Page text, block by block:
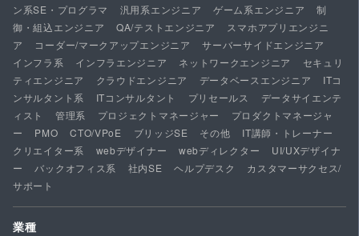
ン系SE・プログラマ
汎用系エンジニア ゲーム系エンジニア
制
御・組込エンジニア
QA/テストエンジニア
スマホアプリエンジニ
ア
コーダー/マークアップエンジニア
サーバーサイドエンジニア
インフラ系
インフラエンジニア ネットワークエンジニア
セキュリ
ティエンジニア
クラウドエンジニア データベースエンジニア
ITコ
ンサルタント系
ITコンサルタント プリセールス
データサイエンテ
ィスト
管理系 プロジェクトマネージャー
プロダクトマネージャ
ー
PMO CTO/VPoE ブリッジSE その他
IT講師・トレーナー
クリエイター系
webデザイナー webディレクター
UI/UXデザイナ
ー
バックオフィス系 社内SE ヘルプデスク
カスタマーサクセス/
サポート
業種